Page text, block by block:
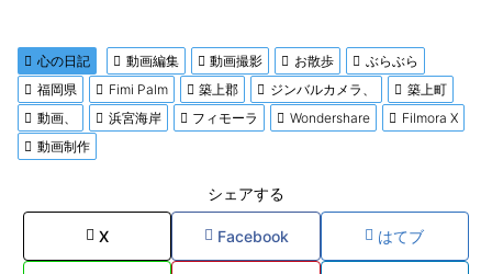
心の日記 動画編集 動画撮影 お散歩
ぶらぶら
福岡県
Fimi Palm 築上郡 ジンバルカメラ、
築上町
動画、
浜宮海岸 フィモーラ Wondershare
Filmora X
動画制作
シェアする
X Facebook はてブ